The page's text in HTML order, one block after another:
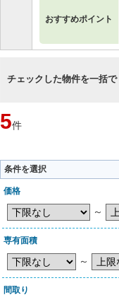
おすすめポイント
チェックした物件を一括で
5件
条件を選択
価格
～
専有面積
～
間取り